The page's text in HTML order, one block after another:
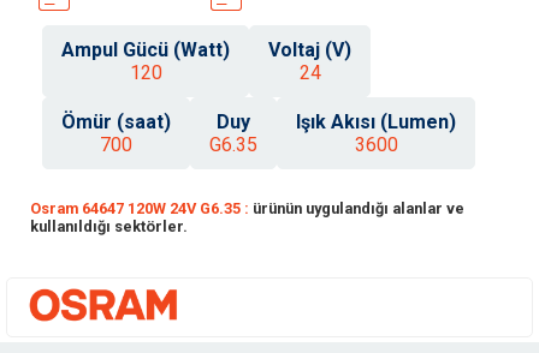
Ampul Gücü (Watt)
120
Voltaj (V)
24
Ömür (saat)
700
Duy
G6.35
Işık Akısı (Lumen)
3600
Osram 64647 120W 24V G6.35 : ürünün uygulandığı alanlar ve
kullanıldığı sektörler.